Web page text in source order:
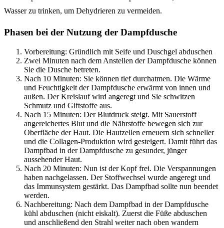
Wasser zu trinken, um Dehydrieren zu vermeiden.
Phasen bei der Nutzung der Dampfdusche
Vorbereitung: Gründlich mit Seife und Duschgel abduschen
Zwei Minuten nach dem Anstellen der Dampfdusche können
Sie die Dusche betreten.
Nach 10 Minuten: Sie können tief durchatmen. Die Wärme
und Feuchtigkeit der Dampfdusche erwärmt von innen und
außen. Der Kreislauf wird angeregt und Sie schwitzen
Schmutz und Giftstoffe aus.
Nach 15 Minuten: Der Blutdruck steigt. Mit Sauerstoff
angereichertes Blut und die Nährstoffe bewegen sich zur
Oberfläche der Haut. Die Hautzellen erneuern sich schneller
und die Collagen-Produktion wird gesteigert. Damit führt das
Dampfbad in der Dampfdusche zu gesunder, jünger
aussehender Haut.
Nach 20 Minuten: Nun ist der Kopf frei. Die Verspannungen
haben nachgelassen. Der Stoffwechsel wurde angeregt und
das Immunsystem gestärkt. Das Dampfbad sollte nun beendet
werden.
Nachbereitung: Nach dem Dampfbad in der Dampfdusche
kühl abduschen (nicht eiskalt). Zuerst die Füße abduschen
und anschließend den Strahl weiter nach oben wandern